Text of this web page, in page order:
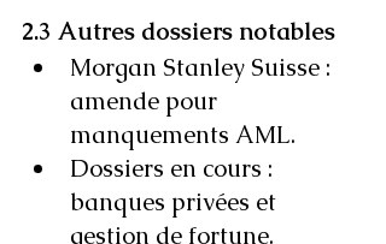
2.3 Autres dossiers notables
Morgan Stanley Suisse :
amende pour
manquements AML.
Dossiers en cours :
banques privées et
gestion de fortune.